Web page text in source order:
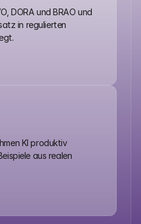
DORA und BRAO und
in regulierten
KI produktiv
aus realen